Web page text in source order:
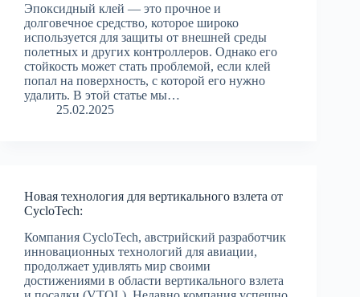
Эпоксидный клей — это прочное и
долговечное средство, которое широко
используется для защиты от внешней среды
полетных и других контроллеров. Однако его
стойкость может стать проблемой, если клей
попал на поверхность, с которой его нужно
удалить. В этой статье мы…
25.02.2025
Новая технология для вертикального взлета от
CycloTech:
Компания CycloTech, австрийский разработчик
инновационных технологий для авиации,
продолжает удивлять мир своими
достижениями в области вертикального взлета